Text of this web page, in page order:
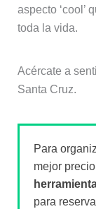
aspecto ‘cool’
toda la vida.
Acércate a
Santa Cruz.
Para
mejor
para